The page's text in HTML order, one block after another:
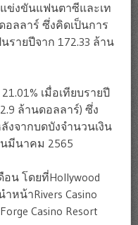
ข่งขันแฟนตาซีและเท
อลลาร์ ซึ่งคิดเป็นการ
รายปีจาก 172.33 ล้าน
เมื่อเทียบรายปี
ล้านดอลลาร์) ซึ่ง
งจากบดบังจำนวนเงิน
มีนาคม 2565
น โดยที่Hollywood
ำหน้าRivers Casino
Casino Resort